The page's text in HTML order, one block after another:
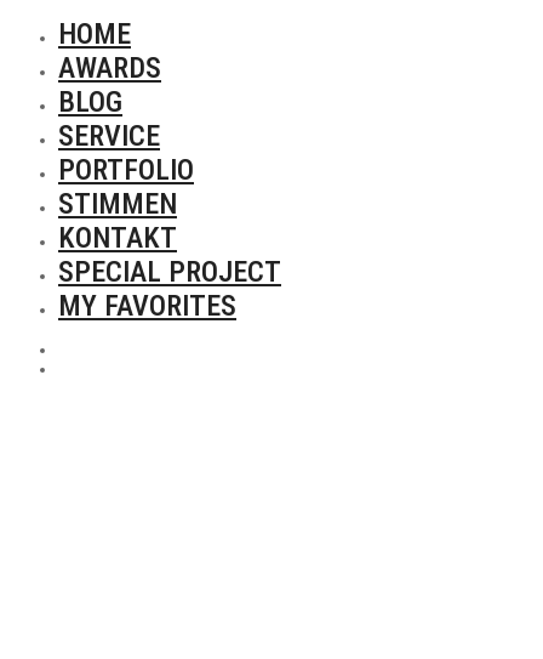
HOME
AWARDS
BLOG
SERVICE
PORTFOLIO
STIMMEN
KONTAKT
SPECIAL PROJECT
MY FAVORITES